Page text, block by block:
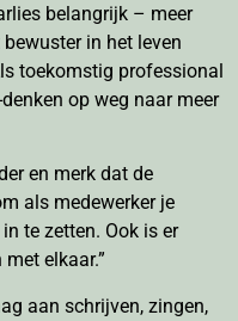
belangrijk – meer
in het leven
toekomstig professional
op weg naar meer
en merk dat de
als medewerker je
te zetten. Ook is er
elkaar.”
aan schrijven, zingen,